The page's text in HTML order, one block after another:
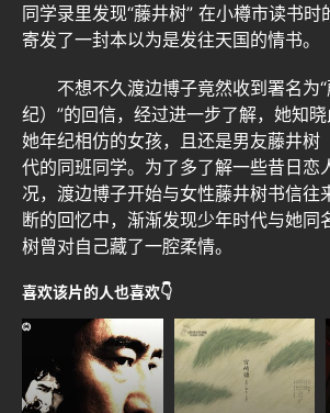
同学录里发现“藤井树” 在小樽市读书时
寄发了一封本以为是发往天国的情书。
不想不久渡边博子竟然收到署名为“
纪）”的回信，经过进一步了解，她知
她年纪相仿的女孩，且还是男友藤井树
代的同班同学。为了多了解一些昔日恋
况，渡边博子开始与女性藤井树书信往
断的回忆中，渐渐发现少年时代与她同
树曾对自己藏了一腔柔情。
喜欢该片的人也喜欢👇